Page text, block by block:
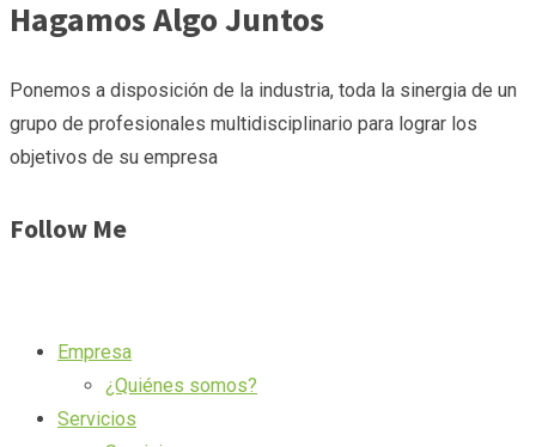
Hagamos Algo Juntos
Ponemos a disposición de la industria, toda la sinergia de un
grupo de profesionales multidisciplinario para lograr los
objetivos de su empresa
Follow Me
Empresa
¿Quiénes somos?
Servicios